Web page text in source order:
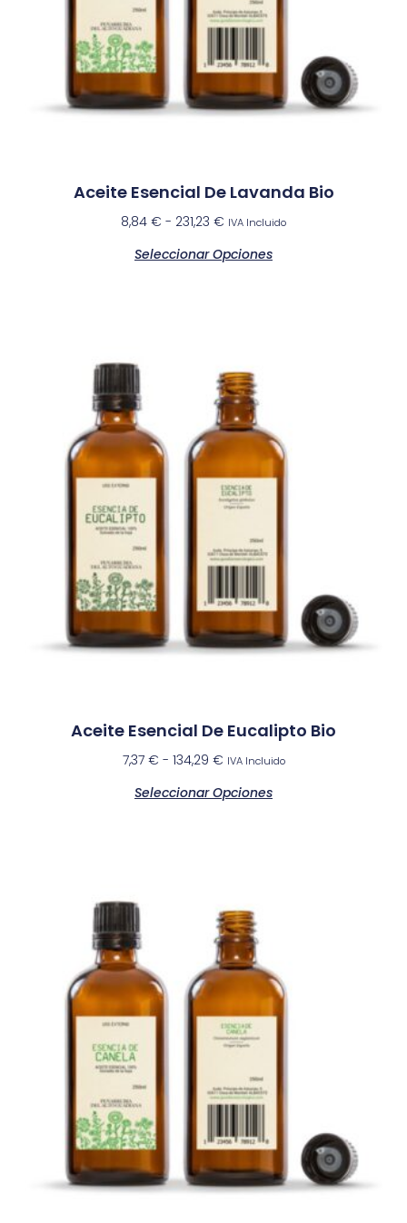
Aceite Esencial De Lavanda Bio
8,84 € - 231,23 € IVA Incluido
Seleccionar Opciones
Aceite Esencial De Eucalipto Bio
7,37 € - 134,29 € IVA Incluido
Seleccionar Opciones